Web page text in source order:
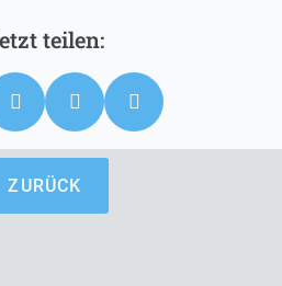
ZURÜCK